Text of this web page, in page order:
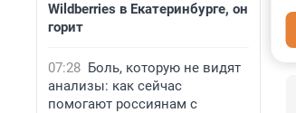
Wildberries в Екатеринбурге, он
горит
07:28 Боль, которую не видят
анализы: как сейчас
помогают россиянам с